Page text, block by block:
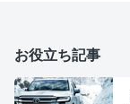
お役立ち記事